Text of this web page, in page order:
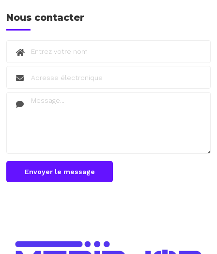
Nous contacter
Envoyer le message